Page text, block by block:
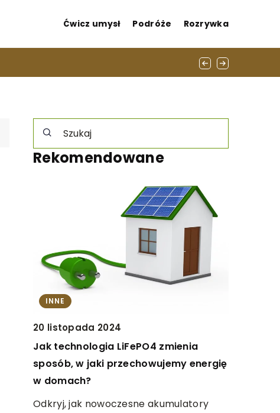
Ćwicz umysł Podróże Rozrywka
Rekomendowane
INNE
20 listopada 2024
Jak technologia LiFePO4 zmienia
sposób, w jaki przechowujemy energię
w domach?
Odkryj, jak nowoczesne akumulatory